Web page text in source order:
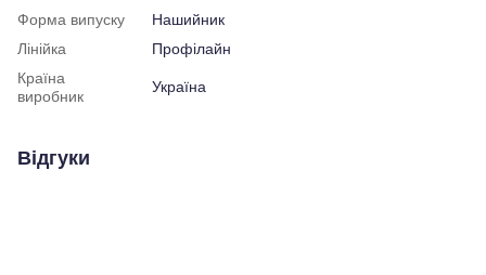
Форма випуску
Нашийник
Лінійка
Профілайн
Країна
виробник
Україна
Відгуки